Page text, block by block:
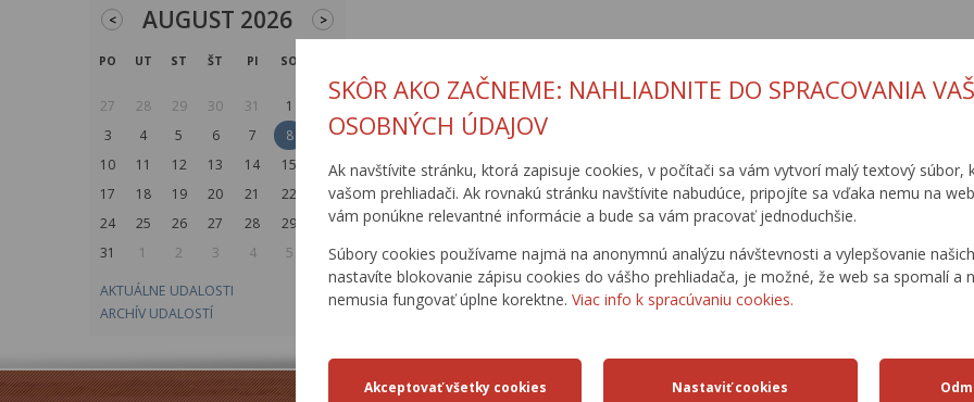
SKÔR AKO ZAČNEME: NAHLIADNITE DO SPRACOVANIA
OSOBNÝCH ÚDAJOV
Ak navštívite stránku, ktorá zapisuje cookies, v počítači sa vám vytvorí malý textový súbor,
vašom prehliadači. Ak rovnakú stránku navštívite nabudúce, pripojíte sa vďaka nemu na
vám ponúkne relevantné informácie a bude sa vám pracovať jednoduchšie.
Súbory cookies používame najmä na anonymnú analýzu návštevnosti a vylepšovanie
nastavíte blokovanie zápisu cookies do vášho prehliadača, je možné, že web sa spomalí a
nemusia fungovať úplne korektne. Viac info k spracúvaniu cookies.
< AUGUST 2026 >
PO UT ST ŠT PI SO
27 28 29 30 31 1
3
4 5 6 7 8
9
10
11 12 13 14 15
16
17
18 19 20 21 22
23
24
25 26 27 28 29
30
31
1 2 3 4 5 6
AKTUÁLNE UDALOSTI
ARCHÍV UDALOSTÍ